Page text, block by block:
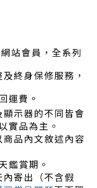
站會員，全系列
終身保修服務，
運費。
示器的不同皆會
實品為主。
品內文敘述內容
鑑賞期。
寄出（不含假